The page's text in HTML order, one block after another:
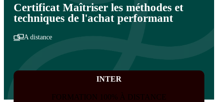
Certificat Maîtriser les méthodes et
techniques de l'achat performant
A distance
INTER
FORMATION 100% À DISTANCE